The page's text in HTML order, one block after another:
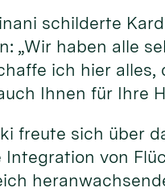
schilderte
„Wir haben alle
ich hier alles,
Ihnen für Ihre
freute sich über
von